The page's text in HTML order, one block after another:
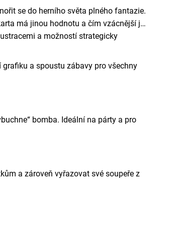
se do herního světa plného fantazie.
má jinou hodnotu a čím vzácnější je,
a možností strategicky
a spoustu zábavy pro všechny
bomba. Ideální na párty a pro
a zároveň vyřazovat své soupeře z